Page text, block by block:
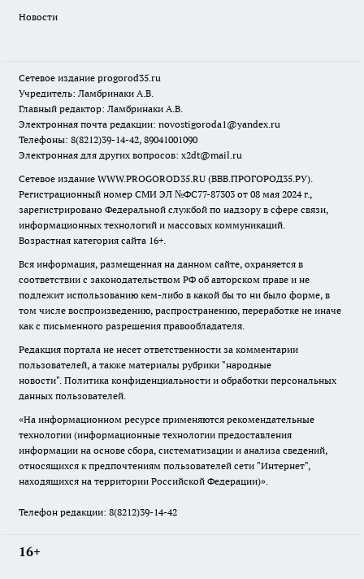
Новости
Сетевое издание progorod35.ru
Учредитель: Ламбринаки А.В.
Главный редактор: Ламбринаки А.В.
Электронная почта редакции: novostigoroda1@yandex.ru
Телефоны: 8(8212)39-14-42, 89041001090
Электронная для других вопросов: x2dt@mail.ru
Сетевое издание WWW.PROGOROD35.RU (ВВВ.ПРОГОРОД35.РУ).
Регистрационный номер СМИ ЭЛ №ФС77-87303 от 08 мая 2024 г.,
зарегистрировано Федеральной службой по надзору в сфере связи,
информационных технологий и массовых коммуникаций.
Возрастная категория сайта 16+.
Вся информация, размещенная на данном сайте, охраняется в
соответствии с законодательством РФ об авторском праве и не
подлежит использованию кем-либо в какой бы то ни было форме, в
том числе воспроизведению, распространению, переработке не иначе
как с письменного разрешения правообладателя.
Редакция портала не несет ответственности за комментарии
пользователей, а также материалы рубрики "народные
новости". Политика конфиденциальности и обработки персональных
данных пользователей.
«На информационном ресурсе применяются рекомендательные
технологии (информационные технологии предоставления
информации на основе сбора, систематизации и анализа сведений,
относящихся к предпочтениям пользователей сети "Интернет",
находящихся на территории Российской Федерации)».
Телефон редакции: 8(8212)39-14-42
16+